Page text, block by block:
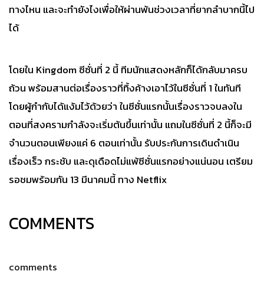
ทางไหน และจะทำยังไงเพื่อให้ผ่านพ้นช่วงเวลาที่ยากลำบากนี้ไป
ได้
โดยใน Kingdom ซีซั่นที่ 2 นี้ ทีมนักแสดงหลักก็ได้กลับมาครบ
ถ้วน พร้อมสานต่อเรื่องราวที่ทิ้งค้างเอาไว้ในซีซั่นที่ 1 ในทันที
โดยผู้กำกับได้แง้มไว้ด้วยว่า ในซีซั่นแรกนั้นเรื่องราวจบลงใน
ตอนที่สงครามกำลังจะเริ่มต้นขึ้นเท่านั้น แถมในซีซั่นที่ 2 นี้ก็จะมี
จำนวนตอนเพียงแค่ 6 ตอนเท่านั้น รับประกันการเดินดำเนิน
เรื่องเร็ว กระชับ และดุเดือดไม่แพ้ซีซั่นแรกอย่างแน่นอน เตรียม
รอชมพร้อมกัน 13 มีนาคมนี้ ทาง Netflix
COMMENTS
comments